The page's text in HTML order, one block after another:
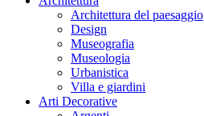
Architettura del paesaggio
Design
Museografia
Museologia
Urbanistica
Villa e giardini
Arti Decorative